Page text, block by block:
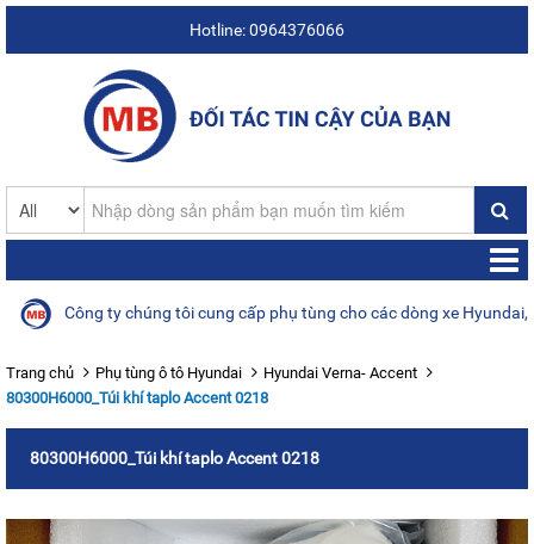
Hotline: 0964376066
Công ty chúng tôi cung cấp phụ tùng cho các dòng xe Hyundai,
Trang chủ Phụ tùng ô tô Hyundai
Hyundai Verna- Accent
80300H6000_Túi khí taplo Accent 0218
80300H6000_Túi khí taplo Accent 0218